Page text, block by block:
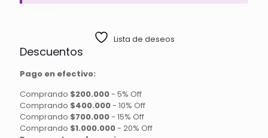
Lista de deseos
Descuentos
Pago en efectivo:
Comprando $200.000- 5% Off
Comprando $400.000- 10% Off
Comprando $700.000- 15% Off
Comprando $1.000.000- 20% Off